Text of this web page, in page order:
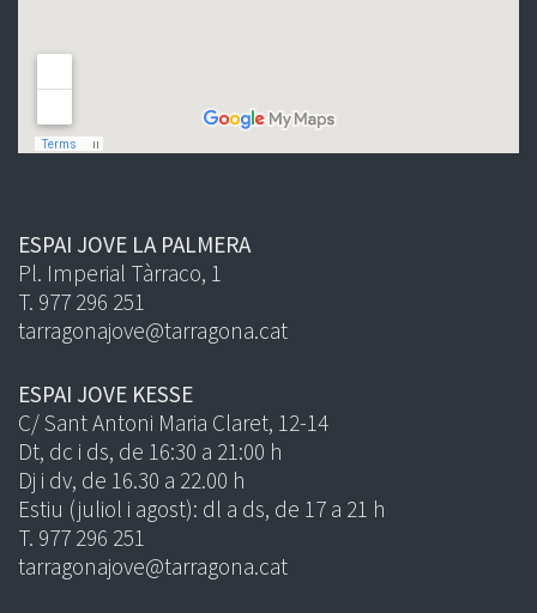
ESPAI JOVE LA PALMERA
Pl. Imperial Tàrraco, 1
T. 977 296 251
tarragonajove@tarragona.cat
ESPAI JOVE KESSE
C/ Sant Antoni Maria Claret, 12-14
Dt, dc i ds, de 16:30 a 21:00 h
Dj i dv, de 16.30 a 22.00 h
Estiu (juliol i agost): dl a ds, de 17 a 21 h
T. 977 296 251
tarragonajove@tarragona.cat